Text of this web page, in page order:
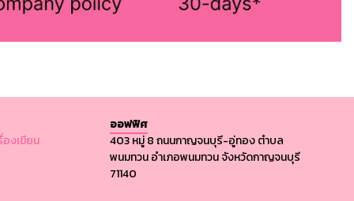
องเขียน
ออฟฟิศ
403 หมู่ 8 ถนนกาญจนบุรี-อู่ทอง ตำบล
พนมทวน อำเภอพนมทวน จังหวัดกาญจนบุรี
71140